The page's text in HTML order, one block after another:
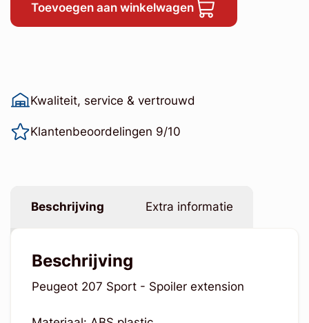
Toevoegen aan winkelwagen
Kwaliteit, service & vertrouwd
Klantenbeoordelingen 9/10
Beschrijving Extra informatie
Beschrijving
Peugeot 207 Sport - Spoiler extension